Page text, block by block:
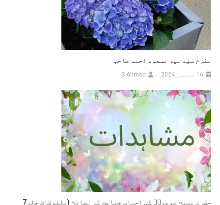
مکرم سیّد میر مسعود احمد صاحب
16 دسمبر, 2024 S Ahmed